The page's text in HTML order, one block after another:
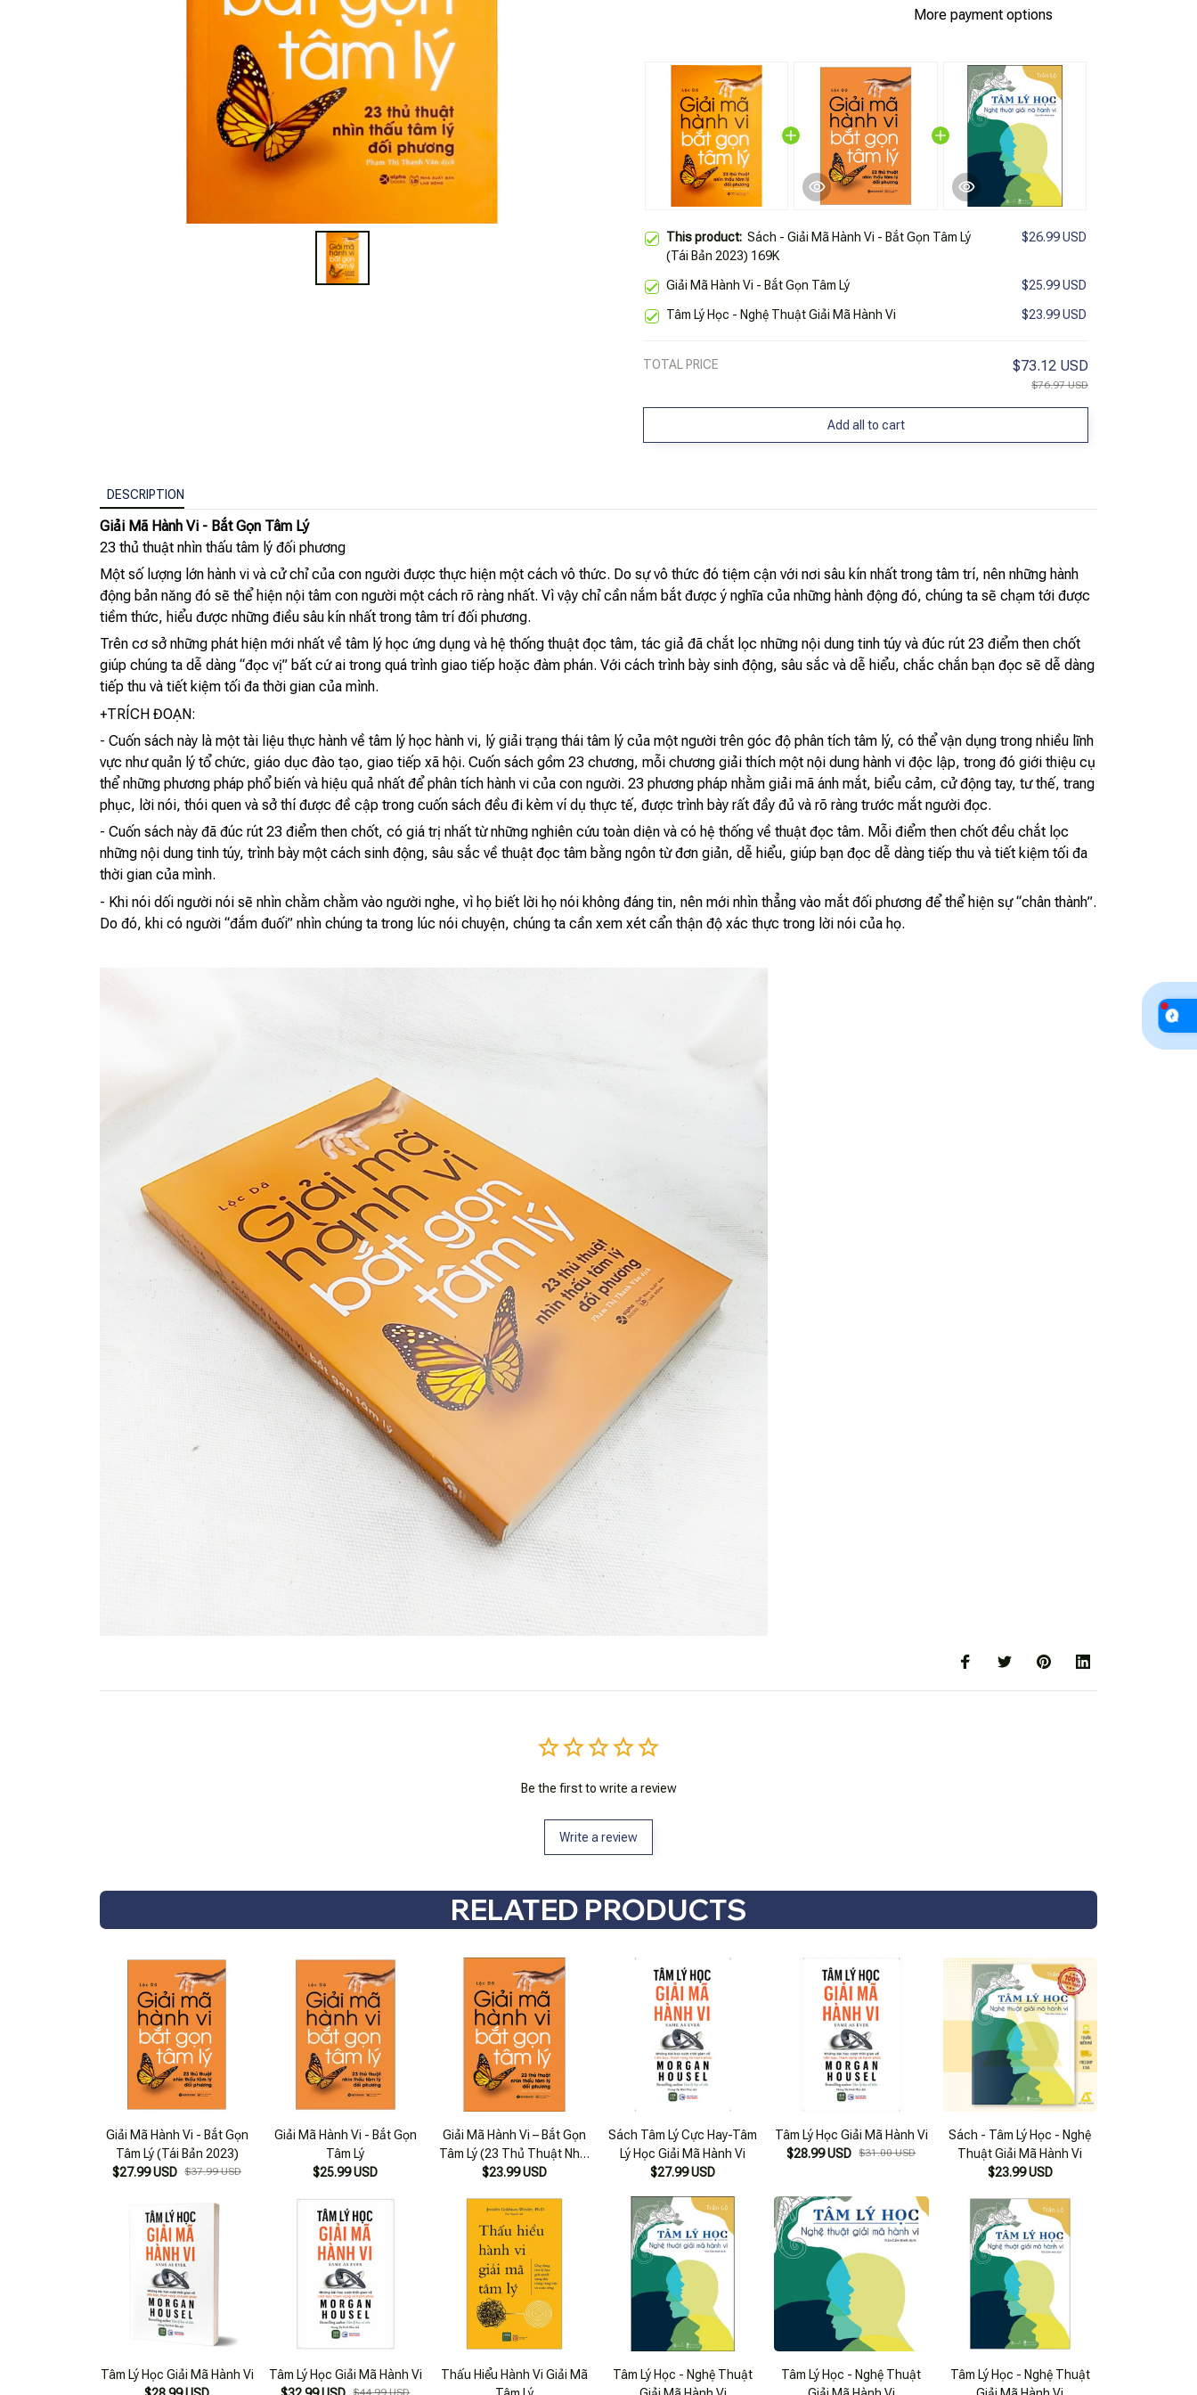
More payment options
This product: Sách - Giải Mã Hành Vi - Bắt Gọn Tâm Lý
(Tái Bản 2023) 169K
$26.99 USD
Giải Mã Hành Vi - Bắt Gọn Tâm Lý $25.99 USD
Tâm Lý Học - Nghệ Thuật Giải Mã Hành Vi $23.99 USD
TOTAL PRICE $73.12 USD
$76.97 USD
Add all to cart
DESCRIPTION
Giải Mã Hành Vi - Bắt Gọn Tâm Lý
23 thủ thuật nhìn thấu tâm lý đối phương
Một số lượng lớn hành vi và cử chỉ của con người được thực hiện một cách vô thức. Do sự vô thức đó tiệm cận với nơi sâu kín nhất trong tâm trí, nên những hành
động bản năng đó sẽ thể hiện nội tâm con người một cách rõ ràng nhất. Vì vậy chỉ cần nắm bắt được ý nghĩa của những hành động đó, chúng ta sẽ chạm tới được
tiềm thức, hiểu được những điều sâu kín nhất trong tâm trí đối phương.
Trên cơ sở những phát hiện mới nhất về tâm lý học ứng dụng và hệ thống thuật đọc tâm, tác giả đã chắt lọc những nội dung tinh túy và đúc rút 23 điểm then chốt
giúp chúng ta dễ dàng “đọc vị” bất cứ ai trong quá trình giao tiếp hoặc đàm phán. Với cách trình bày sinh động, sâu sắc và dễ hiểu, chắc chắn bạn đọc sẽ dễ dàng
tiếp thu và tiết kiệm tối đa thời gian của mình.
+TRÍCH ĐOẠN:
- Cuốn sách này là một tài liệu thực hành về tâm lý học hành vi, lý giải trạng thái tâm lý của một người trên góc độ phân tích tâm lý, có thể vận dụng trong nhiều lĩnh
vực như quản lý tổ chức, giáo dục đào tạo, giao tiếp xã hội. Cuốn sách gồm 23 chương, mỗi chương giải thích một nội dung hành vi độc lập, trong đó giới thiệu cụ
thể những phương pháp phổ biến và hiệu quả nhất để phân tích hành vi của con người. 23 phương pháp nhằm giải mã ánh mắt, biểu cảm, cử động tay, tư thế, trang
phục, lời nói, thói quen và sở thí được đề cập trong cuốn sách đều đi kèm ví dụ thực tế, được trình bày rất đầy đủ và rõ ràng trước mắt người đọc.
- Cuốn sách này đã đúc rút 23 điểm then chốt, có giá trị nhất từ những nghiên cứu toàn diện và có hệ thống về thuật đọc tâm. Mỗi điểm then chốt đều chắt lọc
những nội dung tinh túy, trình bày một cách sinh động, sâu sắc về thuật đọc tâm bằng ngôn từ đơn giản, dễ hiểu, giúp bạn đọc dễ dàng tiếp thu và tiết kiệm tối đa
thời gian của mình.
- Khi nói dối người nói sẽ nhìn chằm chằm vào người nghe, vì họ biết lời họ nói không đáng tin, nên mới nhìn thẳng vào mắt đối phương để thể hiện sự “chân thành”.
Do đó, khi có người “đắm đuối” nhìn chúng ta trong lúc nói chuyện, chúng ta cần xem xét cẩn thận độ xác thực trong lời nói của họ.
Be the first to write a review
Write a review
RELATED PRODUCTS
Giải Mã Hành Vi - Bắt Gọn
Tâm Lý (Tái Bản 2023)
$27.99 USD $37.99 USD
Giải Mã Hành Vi - Bắt Gọn
Tâm Lý
$25.99 USD
Giải Mã Hành Vi – Bắt Gọn
Tâm Lý (23 Thủ Thuật Nhìn
Thấu Tâm Lý Đối Phương)
$23.99 USD
Sách Tâm Lý Cực Hay-Tâm
Lý Học Giải Mã Hành Vi
$27.99 USD
Tâm Lý Học Giải Mã Hành Vi
$28.99 USD
$31.00 USD
Sách - Tâm Lý Học - Nghệ
Thuật Giải Mã Hành Vi
$23.99 USD
Tâm Lý Học Giải Mã Hành Vi
Tâm Lý Học Giải Mã Hành Vi
$44.99 USD
Thấu Hiểu Hành Vi Giải Mã
Tâm Lý Học - Nghệ Thuật
Tâm Lý Học - Nghệ Thuật
Tâm Lý Học - Nghệ Thuật